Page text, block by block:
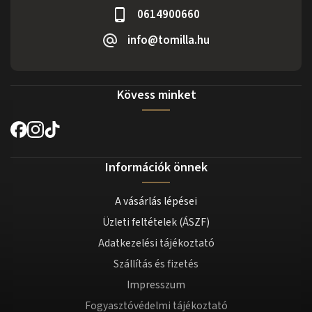
0614900660
info@tomilla.hu
Kövess minket
Információk önnek
A vásárlás lépései
Üzleti feltételek (ÁSZF)
Adatkezelési tájékoztató
Szállítás és fizetés
Impresszum
Fogyasztóvédelmi tájékoztató